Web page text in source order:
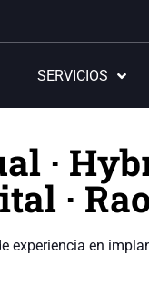
SERVICIOS
·
·
experiencia en